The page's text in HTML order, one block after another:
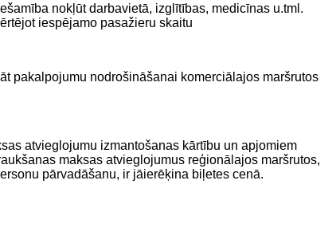
nokļūt darbavietā, izglītības, medicīnas u.tml.
iespējamo pasažieru skaitu
pakalpojumu nodrošināšanai komerciālajos maršrutos
atvieglojumu izmantošanas kārtību un apjomiem
maksas atvieglojumus reģionālajos maršrutos,
pārvadāšanu, ir jāierēķina biļetes cenā.